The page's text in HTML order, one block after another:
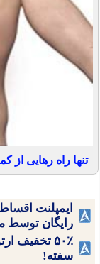
تنها راه رهایی از
ایمپلنت
رایگان
۵۰٪ تخفیف
سفته!